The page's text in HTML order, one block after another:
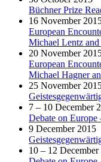
Büchner Prize
16 November
European
Michael Lentz
20 November
European
Michael Hagner
25 November
7 – 10 December
Debate on Europe
9 December 2015
10 – 12 December